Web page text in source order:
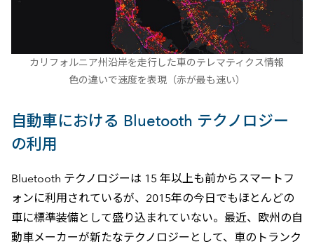
カリフォルニア州沿岸を走行した車のテレマティクス情報
色の違いで速度を表現（赤が最も速い）
自動車における Bluetooth テクノロジー
の利用
Bluetooth テクノロジーは 15 年以上も前からスマートフ
ォンに利用されているが、2015年の今日でもほとんどの
車に標準装備として盛り込まれていない。最近、欧州の自
動車メーカーが新たなテクノロジーとして、車のトランク